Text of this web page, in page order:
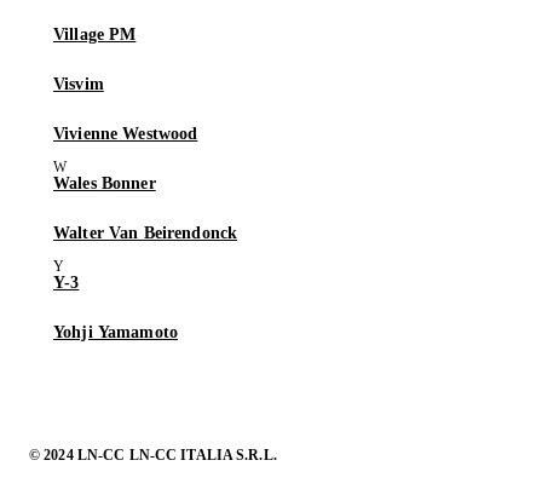
Village PM
Visvim
Vivienne Westwood
Wales Bonner
Walter Van Beirendonck
Y-3
Yohji Yamamoto
© 2024 LN-CC LN-CC ITALIA S.R.L.